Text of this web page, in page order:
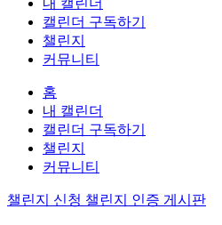
내 캘린더
캘린더 구독하기
챌린지
커뮤니티
홈
내 캘린더
캘린더 구독하기
챌린지
커뮤니티
챌린지 신청 챌린지 인증 게시판